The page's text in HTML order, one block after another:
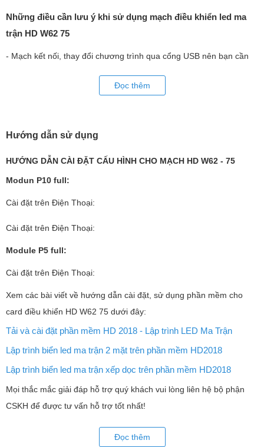
Những điều cần lưu ý khi sử dụng mạch điều khiển led ma
trận HD W62 75
- Mạch kết nối, thay đổi chương trình qua cổng USB nên bạn cần
tránh chập, cháy bản mạch.
- Tham khảo hướng dẫn sử dụng, lập trình mạch. Liên hệ bộ phận
kỹ thuật của LED Trường An để được hỗ trợ tốt nhất.
Hướng dẫn làm khung cho biển led ma trận
Để tải và cài đặt phần mềm HD2018, lập trình cho mạch, thiết lập
các thông số cài đặt cho mạch.... các bạn xem ở bên phần hướng
Đọc thêm
Hướng dẫn sử dụng
HƯỚNG DẪN CÀI ĐẶT CẤU HÌNH CHO MẠCH HD W62 - 75
Modun P10 full:
Cài đặt trên Điện Thoại:
Cài đặt trên Điện Thoại:
Module P5 full:
Cài đặt trên Điện Thoại:
Xem các bài viết về hướng dẫn cài đặt, sử dụng phần mềm cho
card điều khiển HD W62 75 dưới đây:
Tải và cài đặt phần mềm HD 2018 - Lập trình LED Ma Trận
Lập trình biển led ma trận 2 mặt trên phần mềm HD2018
Lập trình biển led ma trận xếp dọc trên phần mềm HD2018
Mọi thắc mắc giải đáp hỗ trợ quý khách vui lòng liên hệ bộ phận
CSKH để được tư vấn hỗ trợ tốt nhất!
Đọc thêm